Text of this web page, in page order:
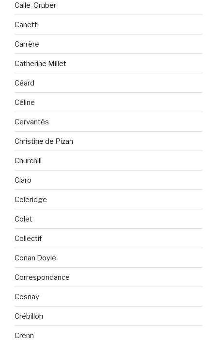
Calle-Gruber
Canetti
Carrère
Catherine Millet
Céard
Céline
Cervantès
Christine de Pizan
Churchill
Claro
Coleridge
Colet
Collectif
Conan Doyle
Correspondance
Cosnay
Crébillon
Crenn